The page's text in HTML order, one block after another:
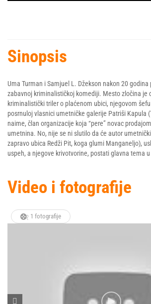
Sinopsis
Uma Turman i Samjuel L. Džekson nakon 20 godina
zabavnoj kriminalističkoj komediji. Mesto zločina je
kriminalistički triler o plaćenom ubici, njegovom
posrnuloj vlasnici umetničke galerije Patriši Kapula
naime, član organizacije koja “pere” novac
umetnina. No, nije se ni slutilo da će autor
zapravo ubica Redži Pit, koga glumi Manganeljo),
uspeh, a njegove krivotvorine, postati glavna tema
Video i fotografije
1 fotografije